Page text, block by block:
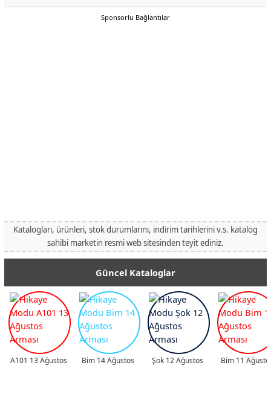
Sponsorlu Bağlantılar
Katalogları, ürünleri, stok durumlarını, indirim tarihlerini v.s. katalog
sahibi marketin resmi web sitesinden teyit ediniz.
Güncel Kataloglar
A101 13 Ağustos Bim 14 Ağustos Şok 12 Ağustos Bim 11